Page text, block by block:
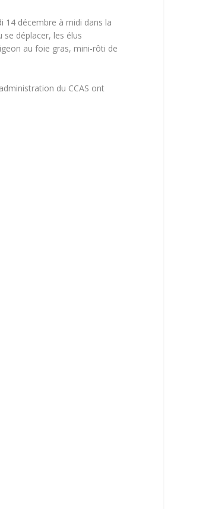
14 décembre à midi dans la
se déplacer, les élus
au foie gras, mini-rôti de
du CCAS ont